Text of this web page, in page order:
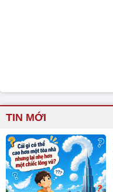
TIN MỚI